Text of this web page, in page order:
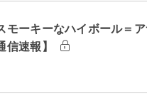
モーキーなハイボール＝
信速報】